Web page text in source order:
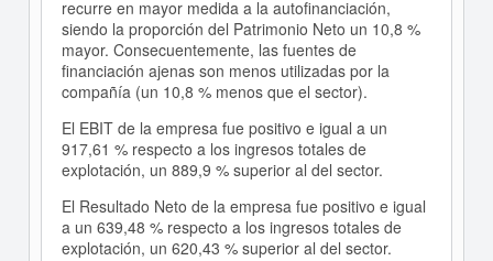
recurre en mayor medida a la autofinanciación,
siendo la proporción del Patrimonio Neto un 10,8 %
mayor. Consecuentemente, las fuentes de
financiación ajenas son menos utilizadas por la
compañía (un 10,8 % menos que el sector).
El EBIT de la empresa fue positivo e igual a un
917,61 % respecto a los ingresos totales de
explotación, un 889,9 % superior al del sector.
El Resultado Neto de la empresa fue positivo e igual
a un 639,48 % respecto a los ingresos totales de
explotación, un 620,43 % superior al del sector.